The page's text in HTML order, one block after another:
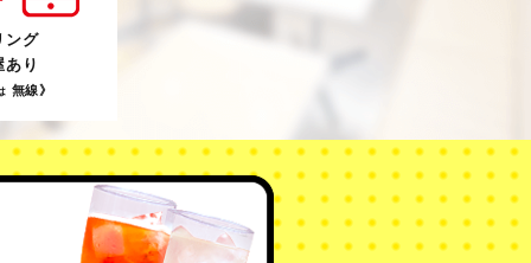
ング
あり
無線》